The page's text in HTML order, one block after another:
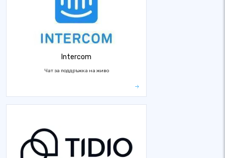
Intercom
Чат за поддръжка на живо